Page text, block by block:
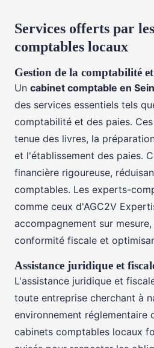
Services offerts par
comptables locaux
Gestion de la comptabilité et
Un cabinet comptable en
des services essentiels tels
comptabilité et des paies.
tenue des livres, la
et l'établissement des paies.
financière rigoureuse,
comptables. Les experts-
comme ceux d'AGC2V
accompagnement sur
conformité fiscale et
Assistance juridique et
L'assistance juridique et
toute entreprise cherchant à
environnement réglementaire
cabinets comptables locaux